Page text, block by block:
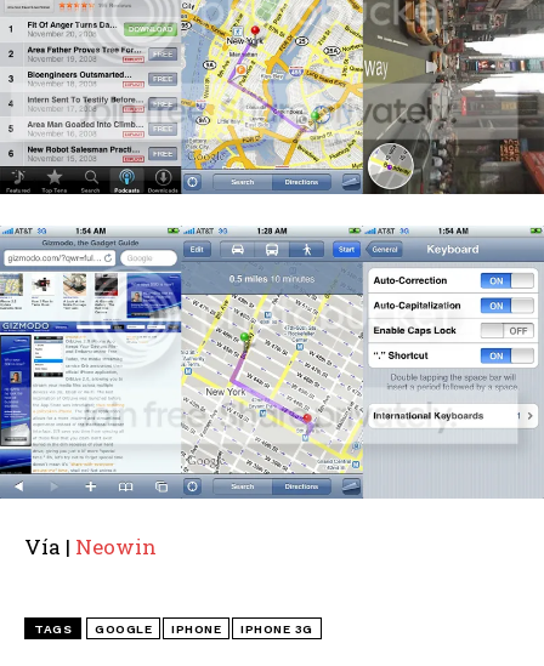
Vía | Neowin
TAGS GOOGLE IPHONE IPHONE 3G